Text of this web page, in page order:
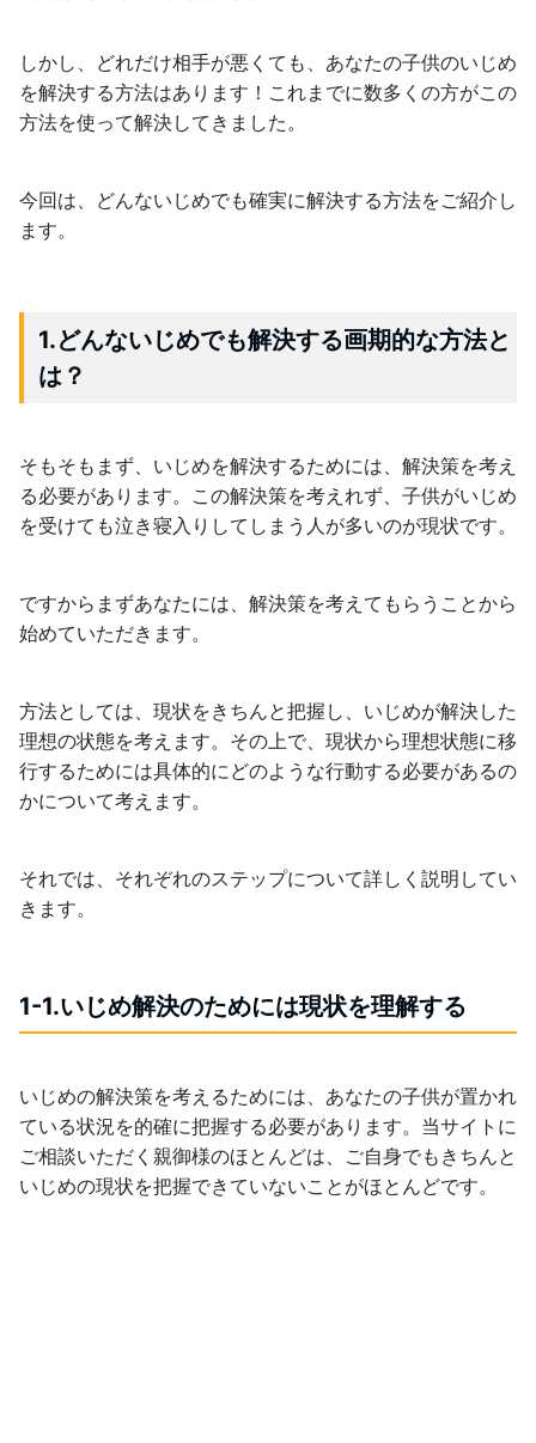
しかし、どれだけ相手が悪くても、あなたの子供のいじめ
を解決する方法はあります！これまでに数多くの方がこの
方法を使って解決してきました。
今回は、どんないじめでも確実に解決する方法をご紹介し
ます。
1.どんないじめでも解決する画期的な方法と
は？
そもそもまず、いじめを解決するためには、解決策を考え
る必要があります。この解決策を考えれず、子供がいじめ
を受けても泣き寝入りしてしまう人が多いのが現状です。
ですからまずあなたには、解決策を考えてもらうことから
始めていただきます。
方法としては、現状をきちんと把握し、いじめが解決した
理想の状態を考えます。その上で、現状から理想状態に移
行するためには具体的にどのような行動する必要があるの
かについて考えます。
それでは、それぞれのステップについて詳しく説明してい
きます。
1-1.いじめ解決のためには現状を理解する
いじめの解決策を考えるためには、あなたの子供が置かれ
ている状況を的確に把握する必要があります。当サイトに
ご相談いただく親御様のほとんどは、ご自身でもきちんと
いじめの現状を把握できていないことがほとんどです。